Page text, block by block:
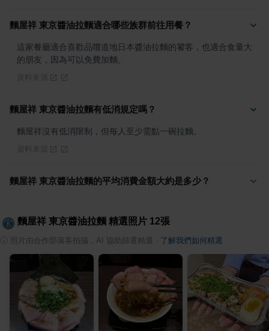
麵屋祥 東京醬油拉麵適合哪些族群前往用餐？
這家餐廳適合喜歡品嚐道地日本醬油拉麵的饕客，也適合食量大
的朋友，因為可以免費加麵。
麵屋祥 東京醬油拉麵有低消規定嗎？
麵屋祥沒有低消限制，但每人至少需點一碗拉麵。
麵屋祥 東京醬油拉麵的平均消費金額大約是多少？
麵屋祥 東京醬油拉麵 精選照片 12張
照片由合作部落客拍攝，AI 協助篩選精選 了解我們如何精選